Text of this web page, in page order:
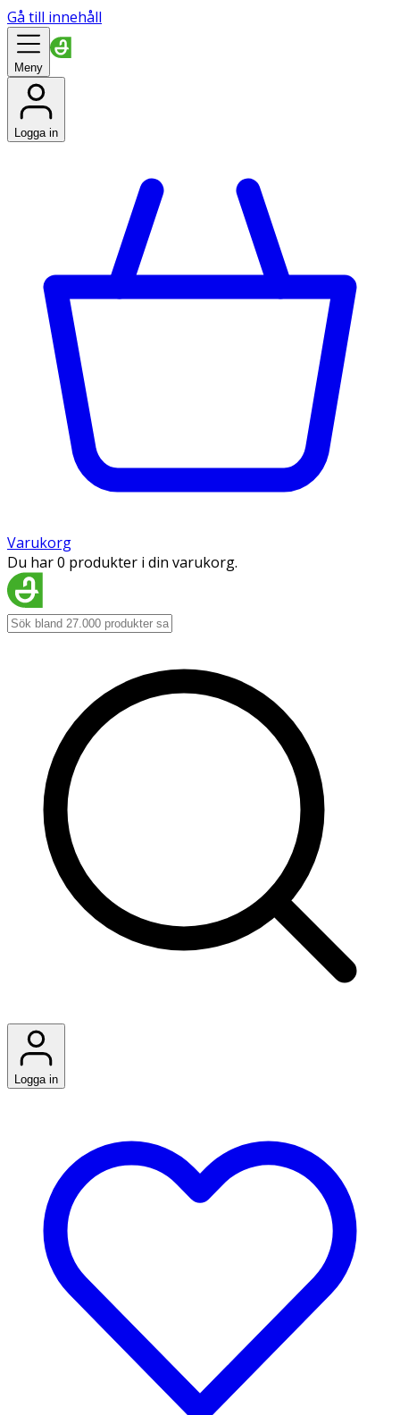
Gå till innehåll
Meny
Logga in
Varukorg
Du har 0 produkter i din varukorg.
Logga in